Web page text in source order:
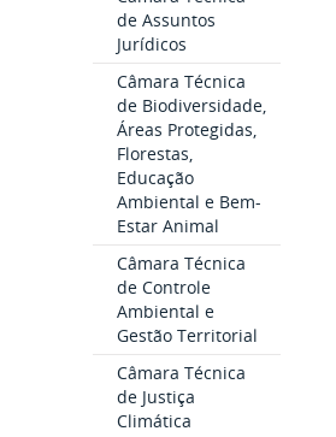
de Assuntos
Jurídicos
Câmara Técnica
de Biodiversidade,
Áreas Protegidas,
Florestas,
Educação
Ambiental e Bem-
Estar Animal
Câmara Técnica
de Controle
Ambiental e
Gestão Territorial
Câmara Técnica
de Justiça
Climática